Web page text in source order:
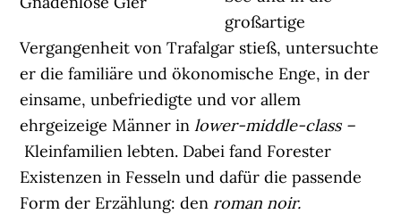
großartige
Vergangenheit von Trafalgar stieß, untersuchte
er die familiäre und ökonomische Enge, in der
einsame, unbefriedigte und vor allem
ehrgeizeige Männer inlower-middle-class –
Kleinfamilien lebten. Dabei fand Forester
Existenzen in Fesseln und dafür die passende
Form der Erzählung: den roman noir.